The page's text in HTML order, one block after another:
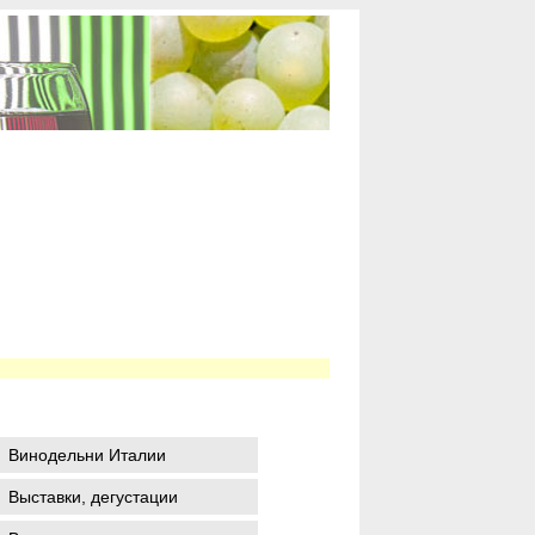
Винодельни Италии
Выставки, дегустации